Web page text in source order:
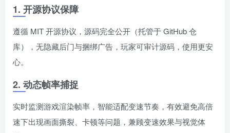
1. 开源协议保障
遵循 MIT 开源协议，源码完全公开（托管于 GitHub 仓
库），无隐藏后门与捆绑广告，玩家可审计源码，使用更安
心。
2. 动态帧率捕捉
实时监测游戏渲染帧率，智能适配变速节奏，有效避免高倍
速下出现画面撕裂、卡顿等问题，兼顾变速效果与视觉体